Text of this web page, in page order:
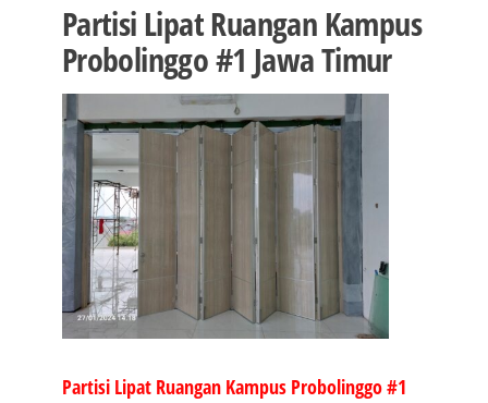
Partisi Lipat Ruangan Kampus
Probolinggo #1 Jawa Timur
Partisi Lipat Ruangan Kampus Probolinggo #1